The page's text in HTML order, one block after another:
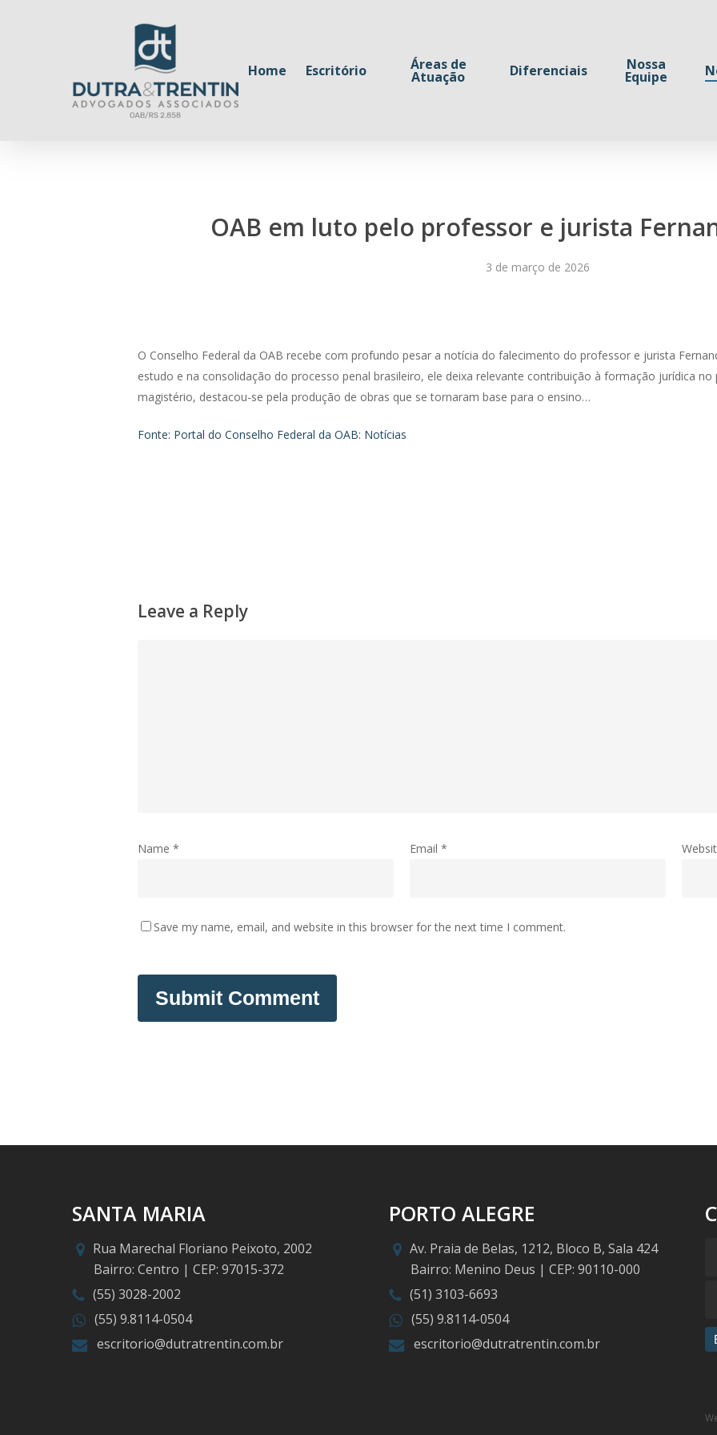
Home Escritório Áreas de
Atuação Diferenciais Nossa
Equipe
OAB em luto pelo professor e jurista
3 de março de 2026
O Conselho Federal da OAB recebe com profundo pesar a notícia do falecimento do professor e jurista
estudo e na consolidação do processo penal brasileiro, ele deixa relevante contribuição à formação jurídica
magistério, destacou-se pela produção de obras que se tornaram base para o ensino…
Fonte: Portal do Conselho Federal da OAB: Notícias
Leave a Reply
Name * Email *
Save my name, email, and website in this browser for the next time I comment.
SANTA MARIA
Rua Marechal Floriano Peixoto, 2002
Bairro: Centro | CEP: 97015-372
(55) 3028-2002
(55) 9.8114-0504
escritorio@dutratrentin.com.br
PORTO ALEGRE
Av. Praia de Belas, 1212, Bloco B, Sala 424
Bairro: Menino Deus | CEP: 90110-000
(51) 3103-6693
(55) 9.8114-0504
escritorio@dutratrentin.com.br